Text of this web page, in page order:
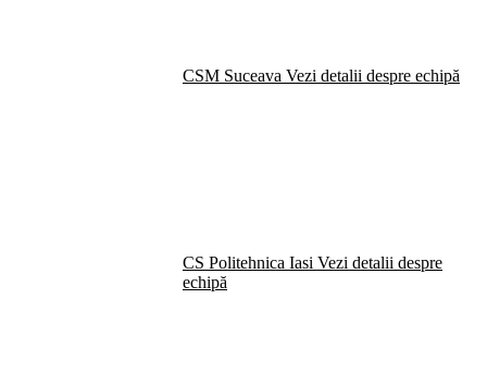
CSM Suceava Vezi detalii despre echipă
CS Politehnica Iasi Vezi detalii despre
echipă